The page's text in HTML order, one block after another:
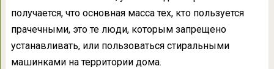
получается, что основная масса тех, кто пользуется
прачечными, это те люди, которым запрещено
устанавливать, или пользоваться стиральными
машинками на территории дома.